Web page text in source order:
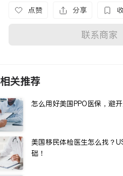
点赞 分享
联系商家
相关推荐
怎么用好美国PPO医保，避
美国移民体检医生怎么找？
础！